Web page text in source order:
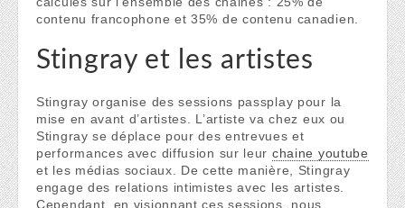
contenu francophone et 35% de contenu canadien.
Stingray et les artistes
Stingray organise des sessions passplay pour la
mise en avant d’artistes. L’artiste va chez eux ou
Stingray se déplace pour des entrevues et
performances avec diffusion sur leur chaine youtube
et les médias sociaux. De cette manière, Stingray
engage des relations intimistes avec les artistes.
Cependant, en visionnant ces sessions, nous